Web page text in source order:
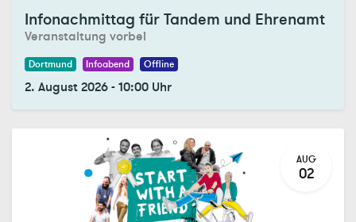
Infonachmittag für Tandem und Ehrenamt
Veranstaltung vorbei
Dortmund Infoabend Offline
2. August 2026-10:00 Uhr
AUG
02